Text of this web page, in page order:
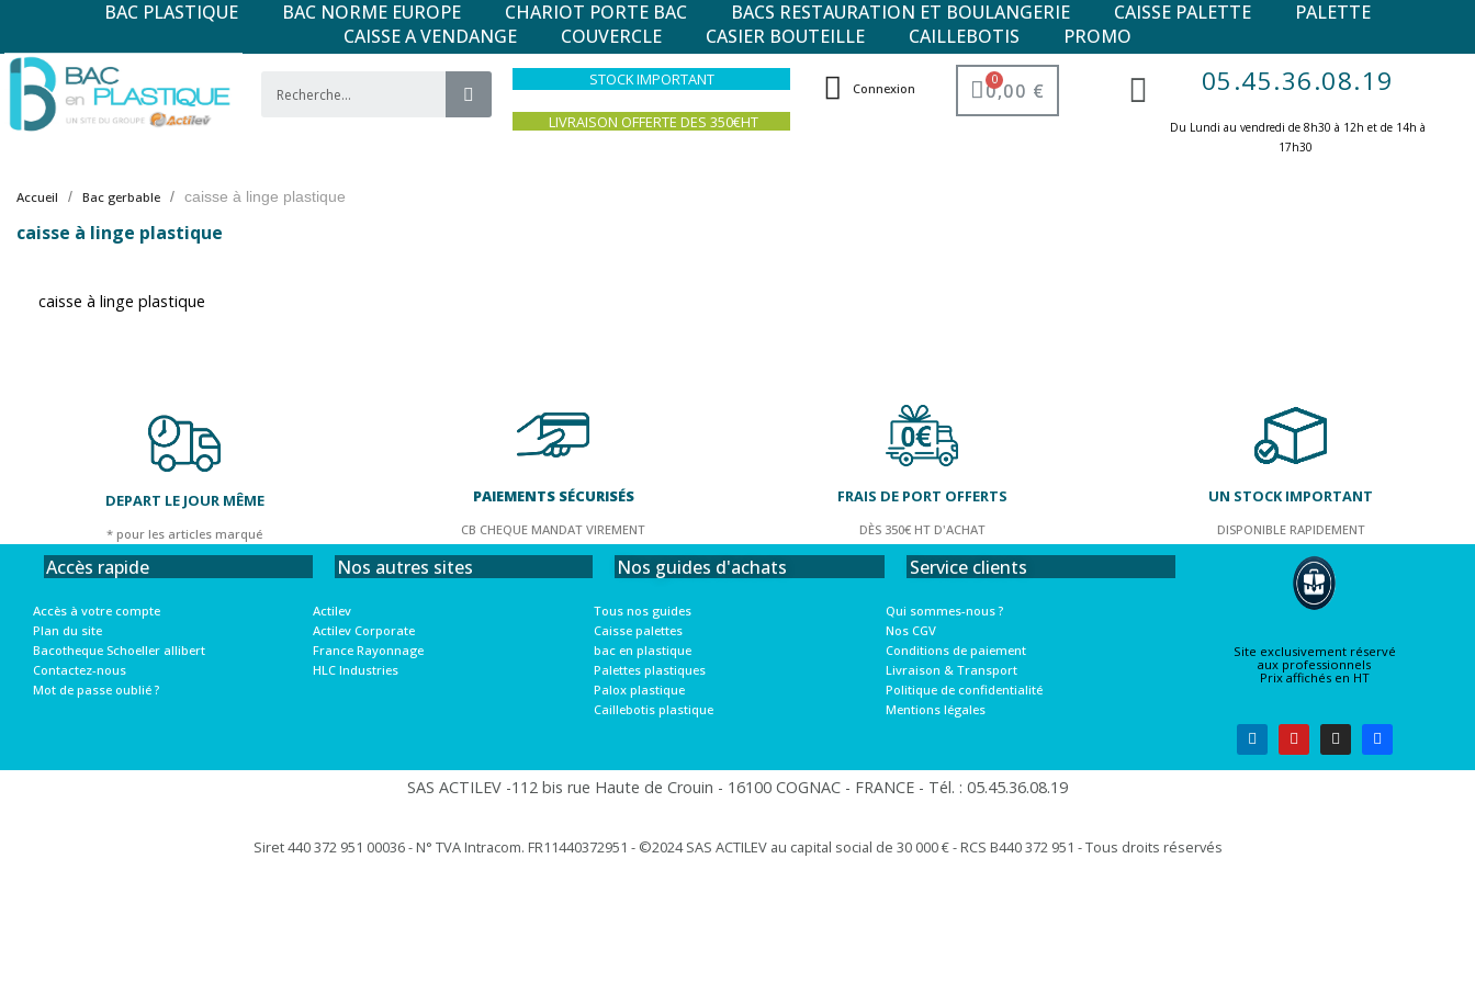
BAC PLASTIQUE BAC NORME EUROPE CHARIOT PORTE BAC BACS RESTAURATION ET BOULANGERIE CAISSE PALETTE
PALETTE
CAISSE A VENDANGE
COUVERCLE CASIER BOUTEILLE CAILLEBOTIS PROMO
STOCK IMPORTANT
LIVRAISON OFFERTE DES 350€HT
Connexion 0,00 € 05.45.36.08.19
Du Lundi au vendredi de 8h30 à 12h et de 14h à
17h30 ​
Accueil Bac gerbable caisse à linge plastique
caisse à linge plastique
caisse à linge plastique
DEPART LE JOUR MÊME
* pour les articles marqué
PAIEMENTS SÉCURISÉS
CB CHEQUE MANDAT VIREMENT
FRAIS DE PORT OFFERTS
DÈS 350€ HT D'ACHAT
UN STOCK IMPORTANT
DISPONIBLE RAPIDEMENT
Accès rapide
Accès à votre compte
Plan du site
Bacotheque Schoeller allibert
Contactez-nous
Mot de passe oublié ?
Nos autres sites
Actilev
Actilev Corporate
France Rayonnage
HLC Industries
Nos guides d'achats
Tous nos guides
Caisse palettes
bac en plastique
Palettes plastiques
Palox plastique
Caillebotis plastique
Service clients
Qui sommes-nous ?
Nos CGV
Conditions de paiement
Livraison & Transport
Politique de confidentialité
Mentions légales
Site exclusivement réservé
aux professionnels
Prix affichés en HT
SAS ACTILEV -112 bis rue Haute de Crouin - 16100 COGNAC - FRANCE - Tél. : 05.45.36.08.19​
Siret 440 372 951 00036 - N° TVA Intracom. FR11440372951 - ©2024 SAS ACTILEV au capital social de 30 000 € - RCS B440 372 951 - Tous droits réservés​​